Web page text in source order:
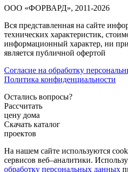
ООО «ФОРВАРД», 2011-2026
Вся представленная на сайте
технических характеристик,
информационный характер, ни
является публичной офертой
Согласие на обработку
Политика конфиденциальности
Остались вопросы?
Рассчитать
цену дома
Скачать каталог
проектов
На нашем сайте используются
сервисов веб–аналитики.
обработку персональных данных